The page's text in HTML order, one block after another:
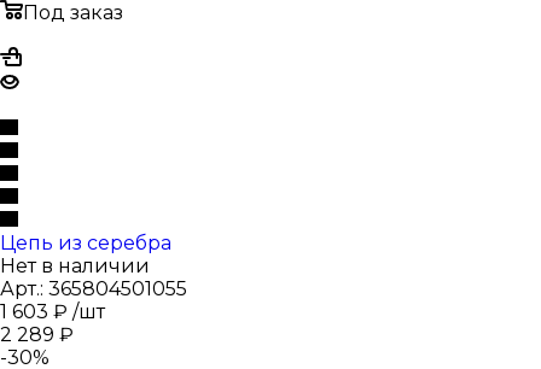
Под заказ
Цепь из серебра
Нет в наличии
Арт.: 365804501055
1 603 ₽ /шт
2 289 ₽
-30%